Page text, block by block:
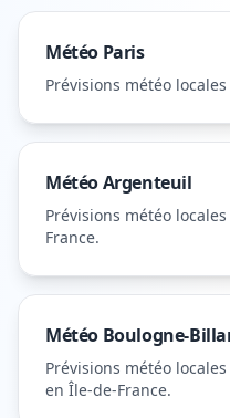
Météo Paris
Prévisions météo
MétéoArgenteuil
Prévisions météo
France.
Météo Boulogne-
Prévisions météo
en Île-de-France.